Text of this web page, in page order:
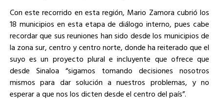
Con este recorrido en esta región, Mario Zamora cubrió los
18 municipios en esta etapa de diálogo interno, pues cabe
recordar que sus reuniones han sido desde los municipios de
la zona sur, centro y centro norte, donde ha reiterado que el
suyo es un proyecto plural e incluyente que ofrece que
desde Sinaloa “sigamos tomando decisiones nosotros
mismos para dar solución a nuestros problemas, y no
esperar a que nos los dicten desde el centro del país”.